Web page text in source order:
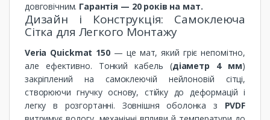
довговічним. Гарантія — 20 років на мат.
Дизайн і Конструкція: Самоклеюча
Сітка для Легкого Монтажу
Veria Quickmat 150— це мат, який гріє непомітно,
але ефективно. Тонкий кабель (діаметр 4 мм)
закріплений на самоклеючій нейлоновій сітці,
створюючи гнучку основу, стійку до деформацій і
легку в розгортанні. Зовнішня оболонка з PVDF